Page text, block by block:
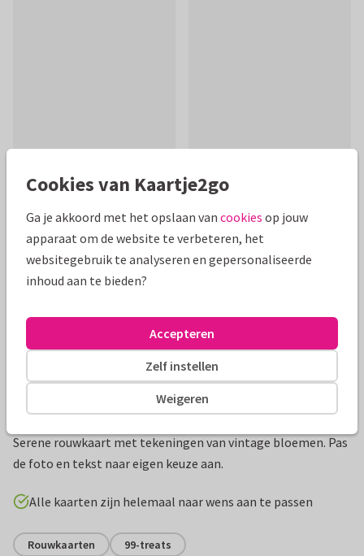
Mooie extra's bij je kaart
Productinformatie
Serene rouwkaart met tekeningen van vintage bloemen. Pas
de foto en tekst naar eigen keuze aan.
Alle kaarten zijn helemaal naar wens aan te passen
Rouwkaarten 99-treats
Cookies van Kaartje2go
Ga je akkoord met het opslaan van cookies op jouw
apparaat om de website te verbeteren, het
websitegebruik te analyseren en gepersonaliseerde
inhoud aan te bieden?
Weigeren
Zelf instellen
Accepteren